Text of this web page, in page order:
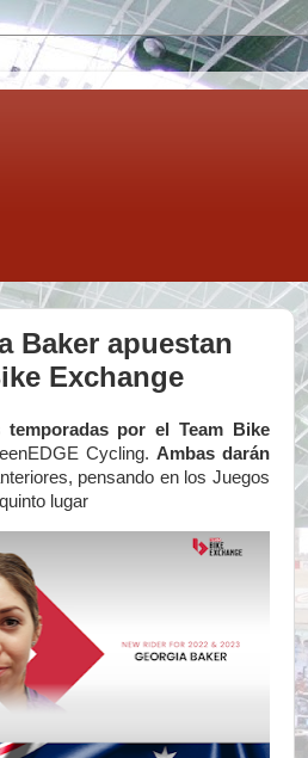
Baker apuestan
Exchange
por el Team Bike
Cycling. Ambas darán
pensando en los Juegos
lugar